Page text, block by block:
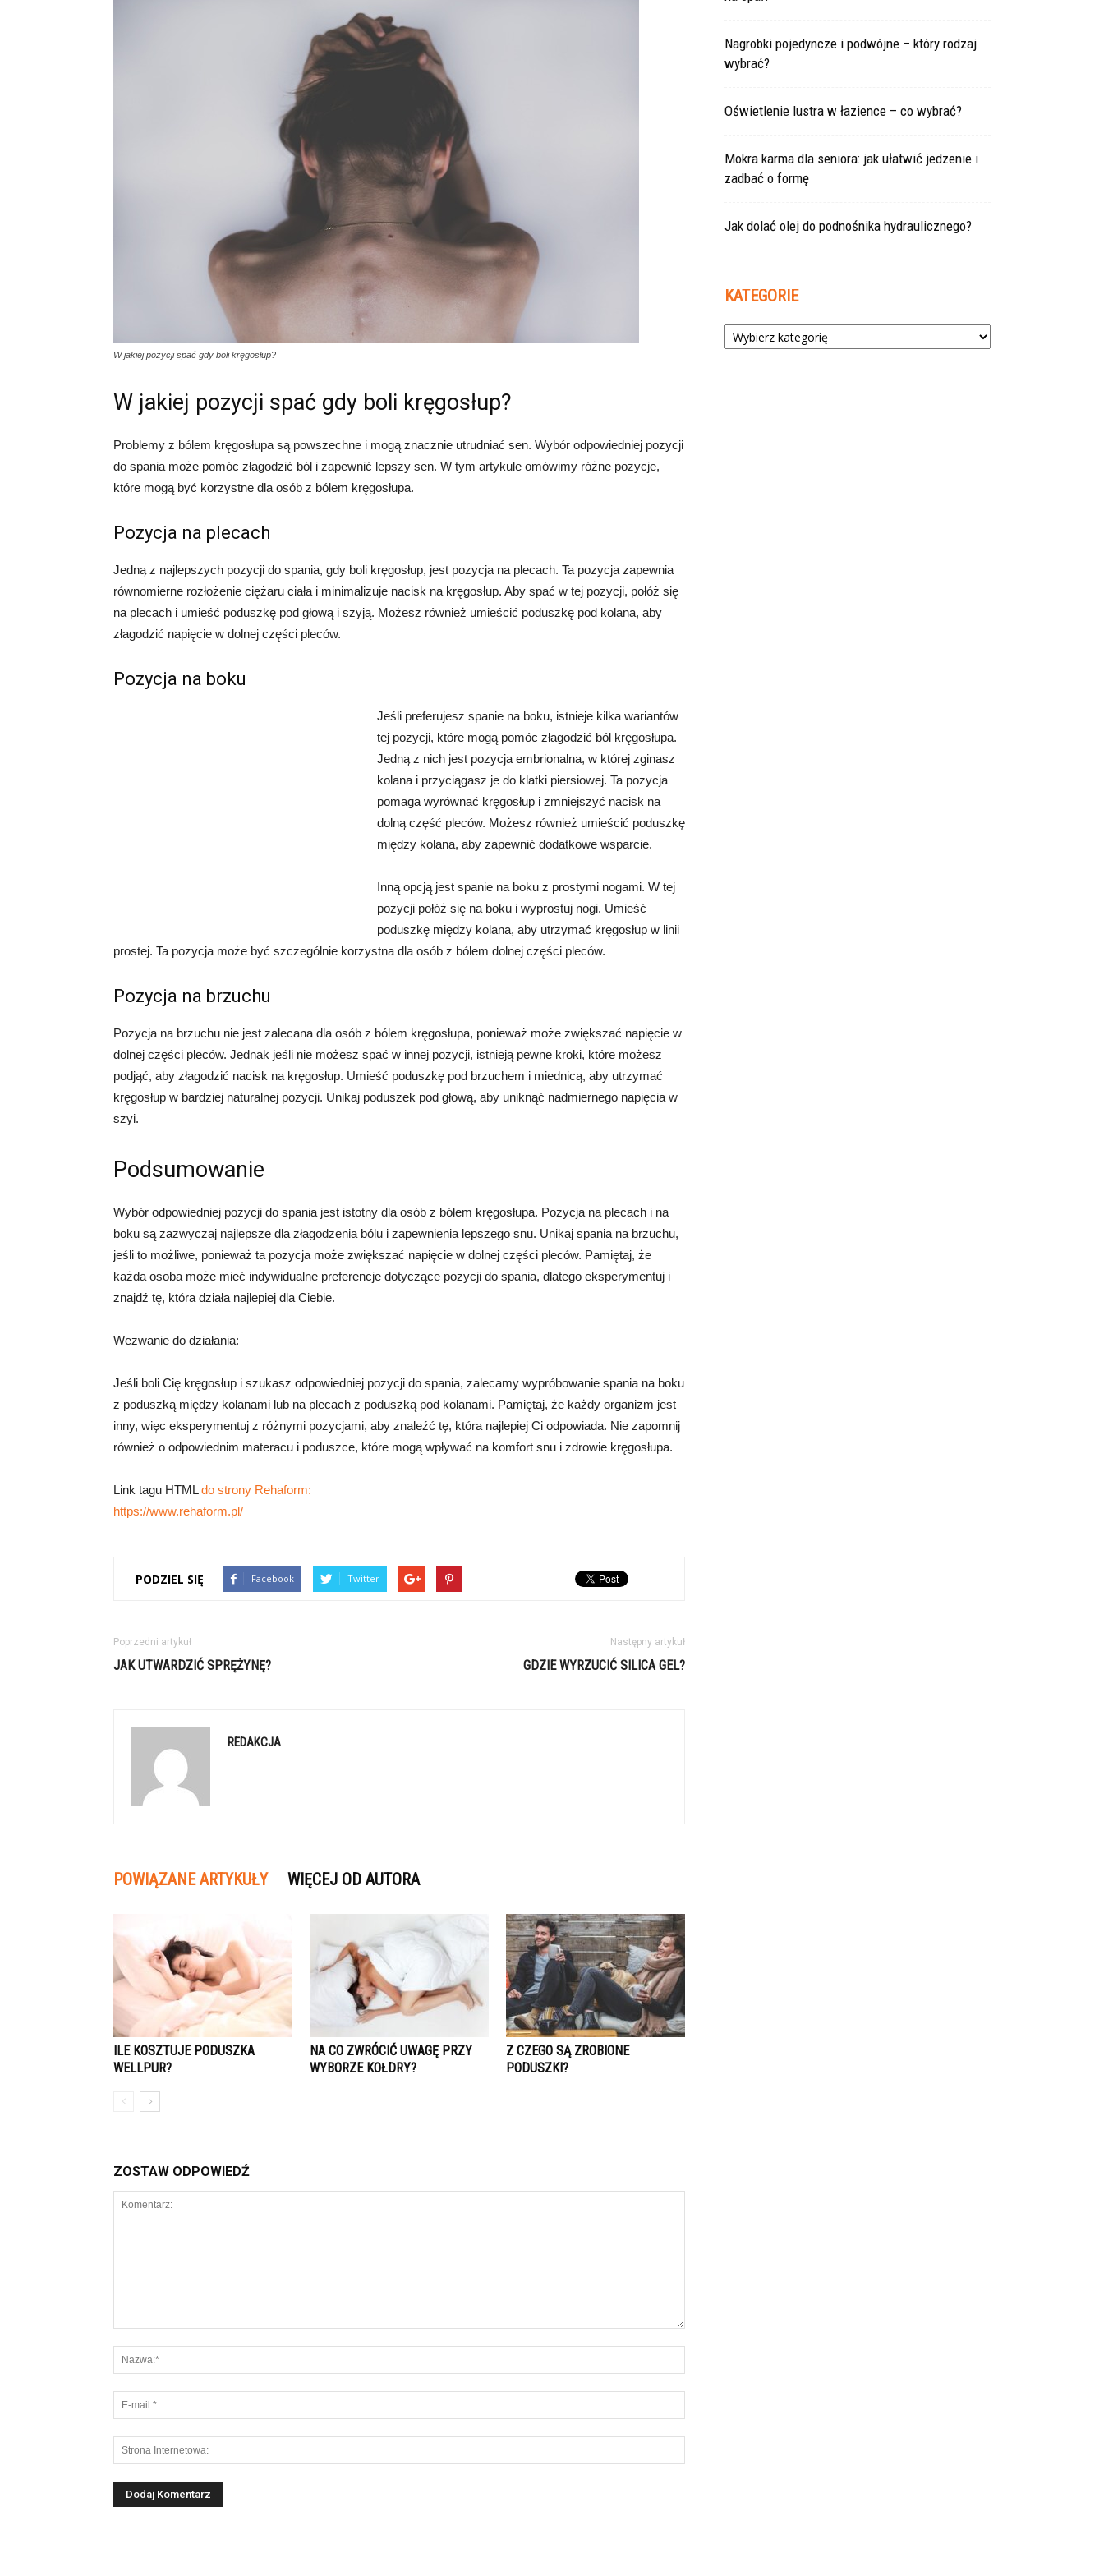
W jakiej pozycji spać gdy boli kręgosłup?
W jakiej pozycji spać gdy boli kręgosłup?
Problemy z bólem kręgosłupa są powszechne i mogą znacznie utrudniać sen. Wybór odpowiedniej pozycji
do spania może pomóc złagodzić ból i zapewnić lepszy sen. W tym artykule omówimy różne pozycje,
które mogą być korzystne dla osób z bólem kręgosłupa.
Pozycja na plecach
Jedną z najlepszych pozycji do spania, gdy boli kręgosłup, jest pozycja na plecach. Ta pozycja zapewnia
równomierne rozłożenie ciężaru ciała i minimalizuje nacisk na kręgosłup. Aby spać w tej pozycji, połóż się
na plecach i umieść poduszkę pod głową i szyją. Możesz również umieścić poduszkę pod kolana, aby
złagodzić napięcie w dolnej części pleców.
Pozycja na boku
Jeśli preferujesz spanie na boku, istnieje kilka wariantów
tej pozycji, które mogą pomóc złagodzić ból kręgosłupa.
Jedną z nich jest pozycja embrionalna, w której zginasz
kolana i przyciągasz je do klatki piersiowej. Ta pozycja
pomaga wyrównać kręgosłup i zmniejszyć nacisk na
dolną część pleców. Możesz również umieścić poduszkę
między kolana, aby zapewnić dodatkowe wsparcie.
Inną opcją jest spanie na boku z prostymi nogami. W tej
pozycji połóż się na boku i wyprostuj nogi. Umieść
poduszkę między kolana, aby utrzymać kręgosłup w linii
prostej. Ta pozycja może być szczególnie korzystna dla osób z bólem dolnej części pleców.
Pozycja na brzuchu
Pozycja na brzuchu nie jest zalecana dla osób z bólem kręgosłupa, ponieważ może zwiększać napięcie w
dolnej części pleców. Jednak jeśli nie możesz spać w innej pozycji, istnieją pewne kroki, które możesz
podjąć, aby złagodzić nacisk na kręgosłup. Umieść poduszkę pod brzuchem i miednicą, aby utrzymać
kręgosłup w bardziej naturalnej pozycji. Unikaj poduszek pod głową, aby uniknąć nadmiernego napięcia w
szyi.
Podsumowanie
Wybór odpowiedniej pozycji do spania jest istotny dla osób z bólem kręgosłupa. Pozycja na plecach i na
boku są zazwyczaj najlepsze dla złagodzenia bólu i zapewnienia lepszego snu. Unikaj spania na brzuchu,
jeśli to możliwe, ponieważ ta pozycja może zwiększać napięcie w dolnej części pleców. Pamiętaj, że
każda osoba może mieć indywidualne preferencje dotyczące pozycji do spania, dlatego eksperymentuj i
znajdź tę, która działa najlepiej dla Ciebie.
Wezwanie do działania:
Jeśli boli Cię kręgosłup i szukasz odpowiedniej pozycji do spania, zalecamy wypróbowanie spania na boku
z poduszką między kolanami lub na plecach z poduszką pod kolanami. Pamiętaj, że każdy organizm jest
inny, więc eksperymentuj z różnymi pozycjami, aby znaleźć tę, która najlepiej Ci odpowiada. Nie zapomnij
również o odpowiednim materacu i poduszce, które mogą wpływać na komfort snu i zdrowie kręgosłupa.
Link tagu HTMLdo strony Rehaform:
https://www.rehaform.pl/
PODZIEL SIĘ Facebook Twitter
Poprzedni artykuł
JAK UTWARDZIĆ SPRĘŻYNĘ?
Następny artykuł
GDZIE WYRZUCIĆ SILICA GEL?
REDAKCJA
POWIĄZANE ARTYKUŁY WIĘCEJ OD AUTORA
ILE KOSZTUJE PODUSZKA
WELLPUR?
NA CO ZWRÓCIĆ UWAGĘ PRZY
WYBORZE KOŁDRY?
Z CZEGO SĄ ZROBIONE
PODUSZKI?
ZOSTAW ODPOWIEDŹ
Nagrobki pojedyncze i podwójne – który rodzaj
wybrać?
Oświetlenie lustra w łazience – co wybrać?
Mokra karma dla seniora: jak ułatwić jedzenie i
zadbać o formę
Jak dolać olej do podnośnika hydraulicznego?
KATEGORIE
Kategorie